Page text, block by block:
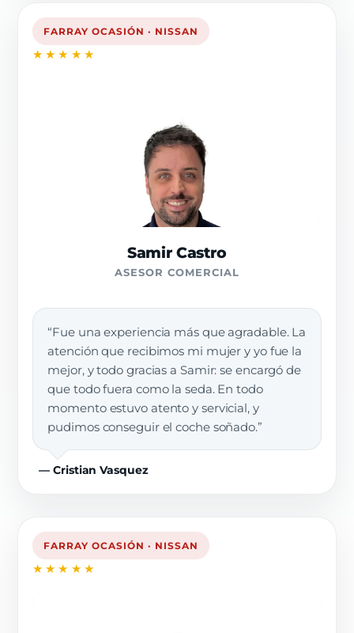
FARRAY OCASIÓN · NISSAN
★★★★★
Samir Castro
ASESOR COMERCIAL
“Fue una experiencia más que agradable. La
atención que recibimos mi mujer y yo fue la
mejor, y todo gracias a Samir: se encargó de
que todo fuera como la seda. En todo
momento estuvo atento y servicial, y
pudimos conseguir el coche soñado.”
— Cristian Vasquez
FARRAY OCASIÓN · NISSAN
★★★★★